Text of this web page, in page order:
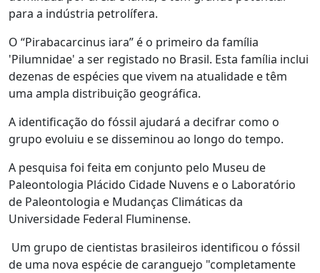
para a indústria petrolífera.
O “Pirabacarcinus iara” é o primeiro da família
'Pilumnidae' a ser registado no Brasil. Esta família inclui
dezenas de espécies que vivem na atualidade e têm
uma ampla distribuição geográfica.
A identificação do fóssil ajudará a decifrar como o
grupo evoluiu e se disseminou ao longo do tempo.
A pesquisa foi feita em conjunto pelo Museu de
Paleontologia Plácido Cidade Nuvens e o Laboratório
de Paleontologia e Mudanças Climáticas da
Universidade Federal Fluminense.
Um grupo de cientistas brasileiros identificou o fóssil
de uma nova espécie de caranguejo "completamente